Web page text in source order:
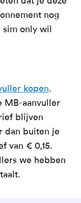
nog
sim only wil
kopen.
MB-aanvuller
blijven
dan buiten je
van € 0,15.
we hebben